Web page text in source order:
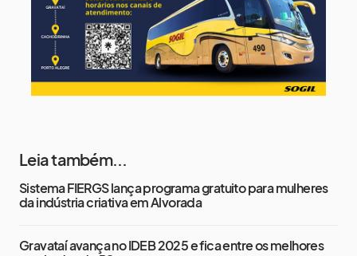
Leia também...
Sistema FIERGS lança programa gratuito para mulheres
da indústria criativa em Alvorada
Gravataí avança no IDEB 2025 e fica entre os melhores